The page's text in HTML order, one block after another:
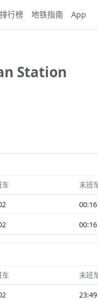
排行榜 地铁指南 App
Station
车 末班
00:16
00:16
车 末班
23:49